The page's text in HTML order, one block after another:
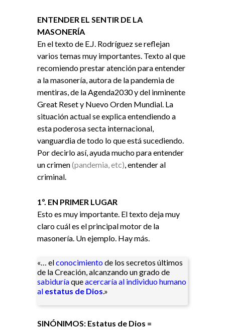
ENTENDER EL SENTIR DE LA
MASONERÍA
En el texto de E.J. Rodríguez se reflejan
varios temas muy importantes. Texto al que
recomiendo prestar atención para entender
a la masonería, autora de la pandemia de
mentiras, de la Agenda2030 y del inminente
Great Reset y Nuevo Orden Mundial. La
situación actual se explica entendiendo a
esta poderosa secta internacional,
vanguardia de todo lo que está sucediendo.
Por decirlo así, ayuda mucho para entender
un crimen(pandemia, etc), entender al
criminal.
1º. EN PRIMER LUGAR
Esto es muy importante. El texto deja muy
claro cuál es el principal motor de la
masonería. Un ejemplo. Hay más.
«… elconocimientode los secretos últimos
de la Creación, alcanzando un grado de
sabiduríaqueacercaría al individuo humano
al estatus de Dios.»​
SINÓNIMOS: Estatus de Dios =